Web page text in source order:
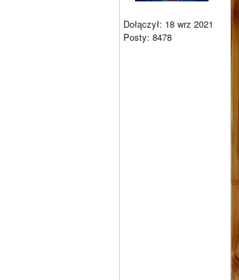
Dołączył: 18 wrz 2021
Posty: 8478